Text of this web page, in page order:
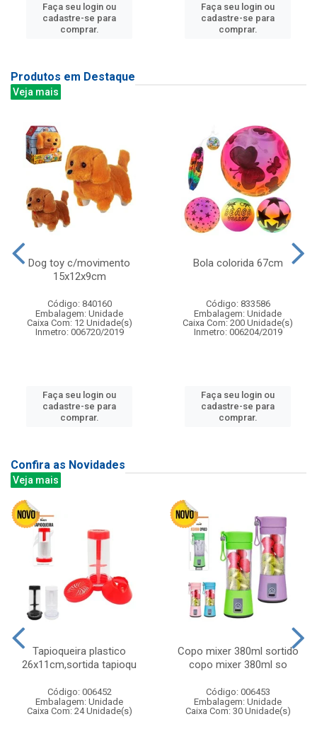
Faça seu login ou
cadastre-se para
comprar.
Faça seu login ou
cadastre-se para
comprar.
Produtos em Destaque
Veja mais
Dog toy c/movimento
15x12x9cm
Código: 840160
Embalagem: Unidade
Caixa Com: 12 Unidade(s)
Inmetro: 006720/2019
Faça seu login ou
cadastre-se para
comprar.
Bola colorida 67cm
Código: 833586
Embalagem: Unidade
Caixa Com: 200 Unidade(s)
Inmetro: 006204/2019
Faça seu login ou
cadastre-se para
comprar.
Confira as Novidades
Veja mais
Tapioqueira plastico
26x11cm,sortida tapioqu
Código: 006452
Embalagem: Unidade
Caixa Com: 24 Unidade(s)
Copo mixer 380ml sortido
copo mixer 380ml so
Código: 006453
Embalagem: Unidade
Caixa Com: 30 Unidade(s)